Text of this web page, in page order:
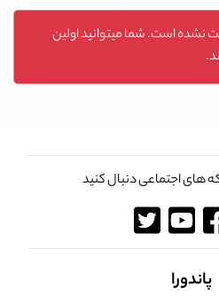
است. شما میتوانید اولین
های اجتماعی دنبال کنید
پاندورا